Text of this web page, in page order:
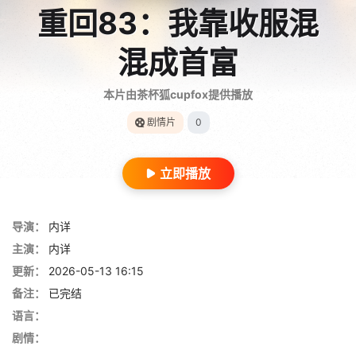
重回83：我靠收服混
混成首富
本片由茶杯狐cupfox提供播放
剧情片 0
立即播放
导演：
内详
主演：
内详
更新：
2026-05-13 16:15
备注：
已完结
语言：
剧情：